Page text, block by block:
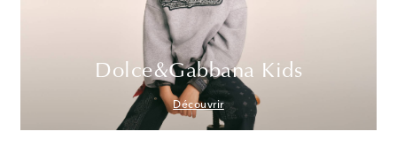
Dolce&Gabbana Kids
Découvrir